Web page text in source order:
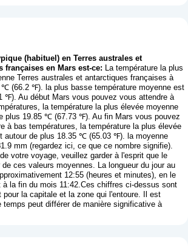
(habituel) en Terres australes et
françaises en Mars est-ce: La température la plus
Terres australes et antarctiques françaises à
℃ (66.2 ℉). la plus basse température moyenne est
℉). Au début Mars vous pouvez vous attendre à
la température la plus élevée moyenne
plus 19.85 ℃ (67.73 ℉). Au fin Mars vous pouvez
à bas températures, la température la plus élevée
autour de plus 18.35 ℃ (65.03 ℉). la moyenne
mm (regardez ici, ce que ce nombre signifie).
votre voyage, veuillez garder à l'esprit que le
ces valeurs moyennes. La longueur du jour au
12:55 (heures et minutes), en le
à la fin du mois 11:42.Ces chiffres ci-dessus sont
pour la capitale et la zone qui l'entoure. Il est
temps peut différer de manière significative à